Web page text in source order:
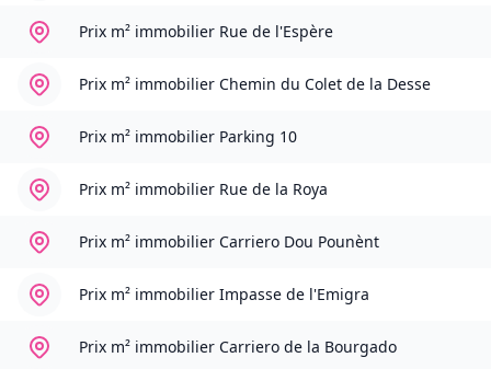
Prix m² immobilier Rue de l'Espère
Prix m² immobilier Chemin du Colet de la Desse
Prix m² immobilier Parking 10
Prix m² immobilier Rue de la Roya
Prix m² immobilier Carriero Dou Pounènt
Prix m² immobilier Impasse de l'Emigra
Prix m² immobilier Carriero de la Bourgado